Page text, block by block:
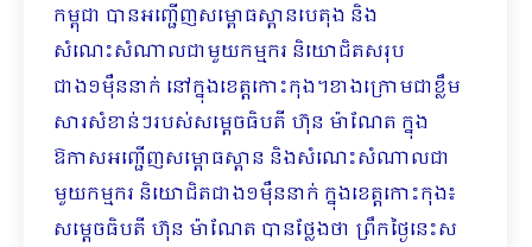
កម្ពុជា បានអញ្ជើញសម្ពោធស្ពានបេតុង និង
សំណេះសំណាលជាមួយកម្មករ និយោជិតសរុប
ជាង១ម៉ឺននាក់ នៅក្នុងខេត្តកោះកុង។ខាងក្រោមជាខ្លឹម
សារសំខាន់ៗរបស់សម្តេចធិបតី ហ៊ុន ម៉ាណែត ក្នុង
ឱកាសអញ្ជើញសម្ពោធស្ពាន និងសំណេះសំណាលជា
មួយកម្មករ និយោជិតជាង១ម៉ឺននាក់ ក្នុងខេត្តកោះកុង៖
សម្តេចធិបតី ហ៊ុន ម៉ាណែត បានថ្លែងថា ព្រឹកថ្ងៃនេះស